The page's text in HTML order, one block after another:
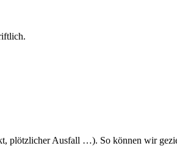
plötzlicher Ausfall …). So können wir